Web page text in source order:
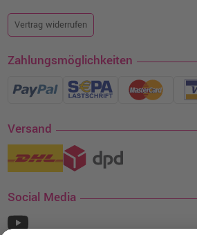
Vertrag widerrufen
Zahlungsmöglichkeiten
Versand
Social Media